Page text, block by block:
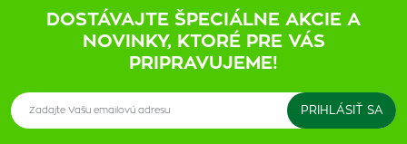
DOSTÁVAJTE ŠPECIÁLNE AKCIE A
NOVINKY, KTORÉ PRE VÁS
PRIPRAVUJEME!